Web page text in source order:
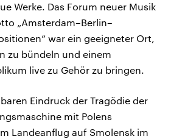
Werke. Das Forum neuer Musik
„Amsterdam–Berlin–
war ein geeigneter Ort,
zu bündeln und einem
live zu Gehör zu bringen.
Eindruck der Tragödie der
mit Polens
Landeanflug auf Smolensk im